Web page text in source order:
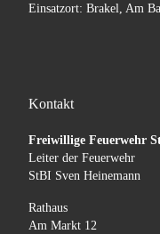
Einsatzort: Brakel, Am
Kontakt
Freiwillige Feuerwehr
Leiter der Feuerwehr
StBI Sven Heinemann
Rathaus
Am Markt 12